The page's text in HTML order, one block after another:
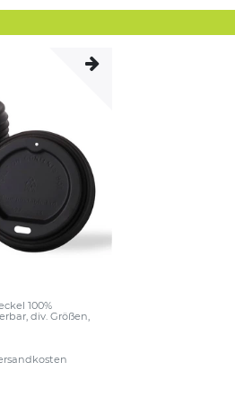
100%
div. Größen,